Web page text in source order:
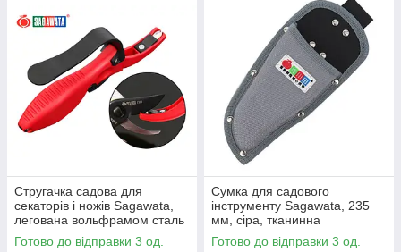
Стругачка садова для
секаторів і ножів Sagawata,
легована вольфрамом сталь
Готово до відправки 3 од.
Сумка для садового
інструменту Sagawata, 235
мм, сіра, тканинна
Готово до відправки 3 од.